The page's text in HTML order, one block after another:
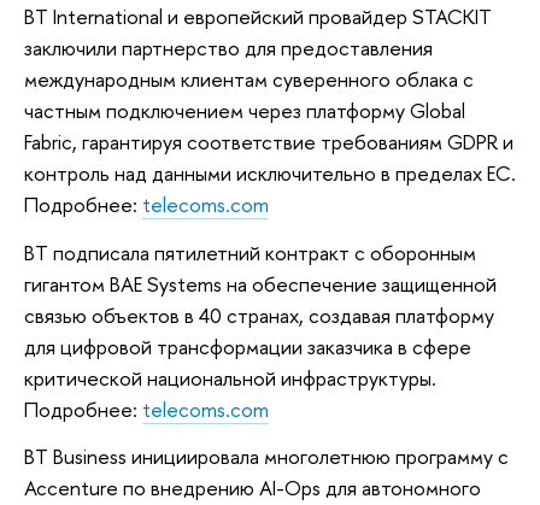
BT International и европейский провайдер STACKIT
заключили партнерство для предоставления
международным клиентам суверенного облака с
частным подключением через платформу Global
Fabric, гарантируя соответствие требованиям GDPR и
контроль над данными исключительно в пределах ЕС.
Подробнее: telecoms.com
BT подписала пятилетний контракт с оборонным
гигантом BAE Systems на обеспечение защищенной
связью объектов в 40 странах, создавая платформу
для цифровой трансформации заказчика в сфере
критической национальной инфраструктуры.
Подробнее: telecoms.com
BT Business инициировала многолетнюю программу с
Accenture по внедрению AI-Ops для автономного